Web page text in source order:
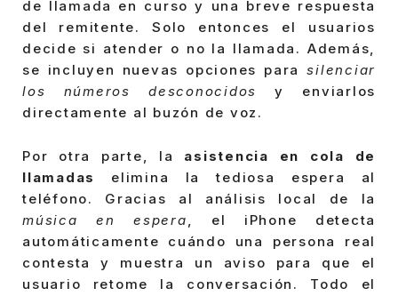
de llamada en curso y una breve respuesta
del remitente. Solo entonces el usuarios
decide si atender o no la llamada. Además,
se incluyen nuevas opciones parasilenciar
los números desconocidosy enviarlos
directamente al buzón de voz.
Por otra parte, la asistencia en cola de
llamadas
elimina la tediosa espera al
teléfono. Gracias al análisis local de la
música en espera, el iPhone detecta
automáticamente cuándo una persona real
contesta y muestra un aviso para que el
usuario retome la conversación. Todo el